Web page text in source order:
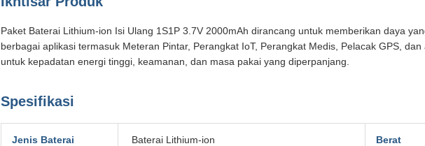
Paket Baterai Lithium-ion Isi Ulang 1S1P 3.7V 2000mAh dirancang untuk memberikan daya
berbagai aplikasi termasuk Meteran Pintar, Perangkat IoT, Perangkat Medis, Pelacak GPS,
untuk kepadatan energi tinggi, keamanan, dan masa pakai yang diperpanjang.
Spesifikasi
Jenis Baterai Baterai Lithium-ion Berat